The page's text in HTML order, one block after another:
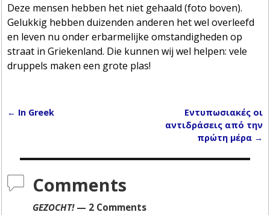
Deze mensen hebben het niet gehaald (foto boven).
Gelukkig hebben duizenden anderen het wel overleefd
en leven nu onder erbarmelijke omstandigheden op
straat in Griekenland. Die kunnen wij wel helpen: vele
druppels maken een grote plas!
← In Greek
Εντυπωσιακές οι
αντιδράσεις από την
πρώτη μέρα →
Comments
GEZOCHT!— 2 Comments